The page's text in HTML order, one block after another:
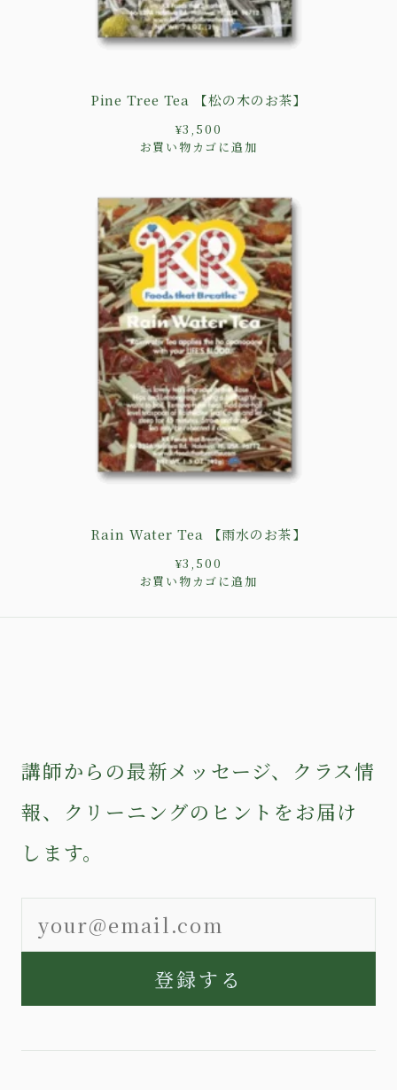
Pine Tree Tea 【松の木のお茶】
¥3,500
お買い物カゴに追加
Rain Water Tea 【雨水のお茶】
¥3,500
お買い物カゴに追加
講師からの最新メッセージ、クラス情
報、クリーニングのヒントをお届け
します。
登録する